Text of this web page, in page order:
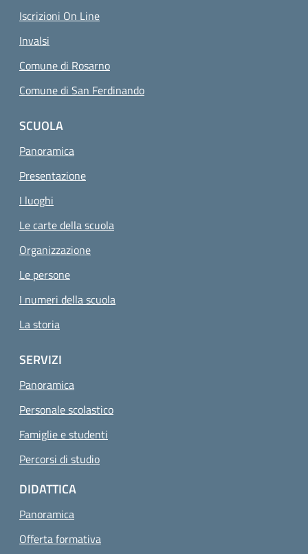
Iscrizioni On Line
Invalsi
Comune di Rosarno
Comune di San Ferdinando
SCUOLA
Panoramica
Presentazione
I luoghi
Le carte della scuola
Organizzazione
Le persone
I numeri della scuola
La storia
SERVIZI
Panoramica
Personale scolastico
Famiglie e studenti
Percorsi di studio
DIDATTICA
Panoramica
Offerta formativa